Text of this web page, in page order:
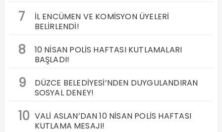
7
İL ENCÜMEN VE KOMİSYON ÜYELERİ
BELİRLENDİ!
8
10 NİSAN POLİS HAFTASI KUTLAMALARI
BAŞLADI!
9
DÜZCE BELEDİYESİ’NDEN DUYGULANDIRAN
SOSYAL DENEY!
10 VALİ ASLAN’DAN 10 NİSAN POLİS HAFTASI
KUTLAMA MESAJI!